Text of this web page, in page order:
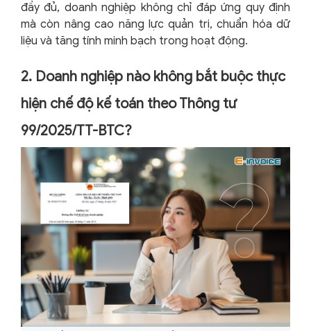
đầy đủ, doanh nghiệp không chỉ đáp ứng quy định
mà còn nâng cao năng lực quản trị, chuẩn hóa dữ
liệu và tăng tính minh bạch trong hoạt động.
2. Doanh nghiệp nào không bắt buộc thực
hiện chế độ kế toán theo Thông tư
99/2025/TT-BTC?